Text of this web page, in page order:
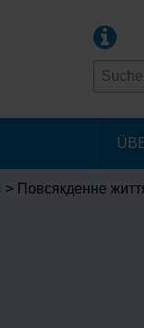
> Повсякденне